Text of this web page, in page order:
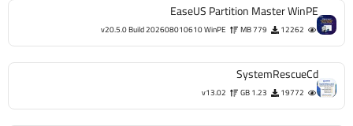
EaseUS Partition Master WinPE
12262
779 MB
v20.5.0 Build 202608010610 WinPE
SystemRescueCd
19772
1.23 GB
v13.02